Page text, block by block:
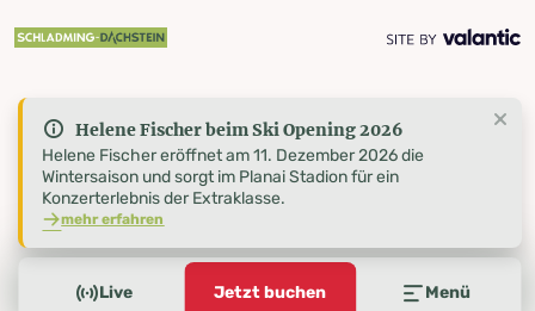
Live Jetzt buchen Menü
Helene Fischer beim Ski Opening 2026
Helene Fischer eröffnet am 11. Dezember 2026 die
Wintersaison und sorgt im Planai Stadion für ein
Konzerterlebnis der Extraklasse.
mehr erfahren